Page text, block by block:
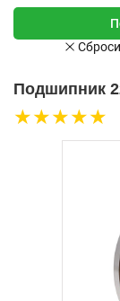
Подшипник